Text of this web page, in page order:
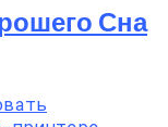
Сна